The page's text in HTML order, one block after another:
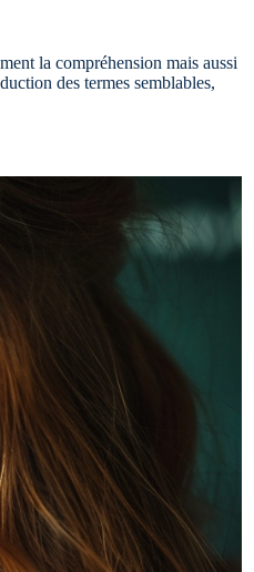
la compréhension mais aussi
des termes semblables,